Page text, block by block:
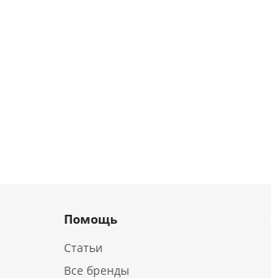
Помощь
Статьи
Все бренды